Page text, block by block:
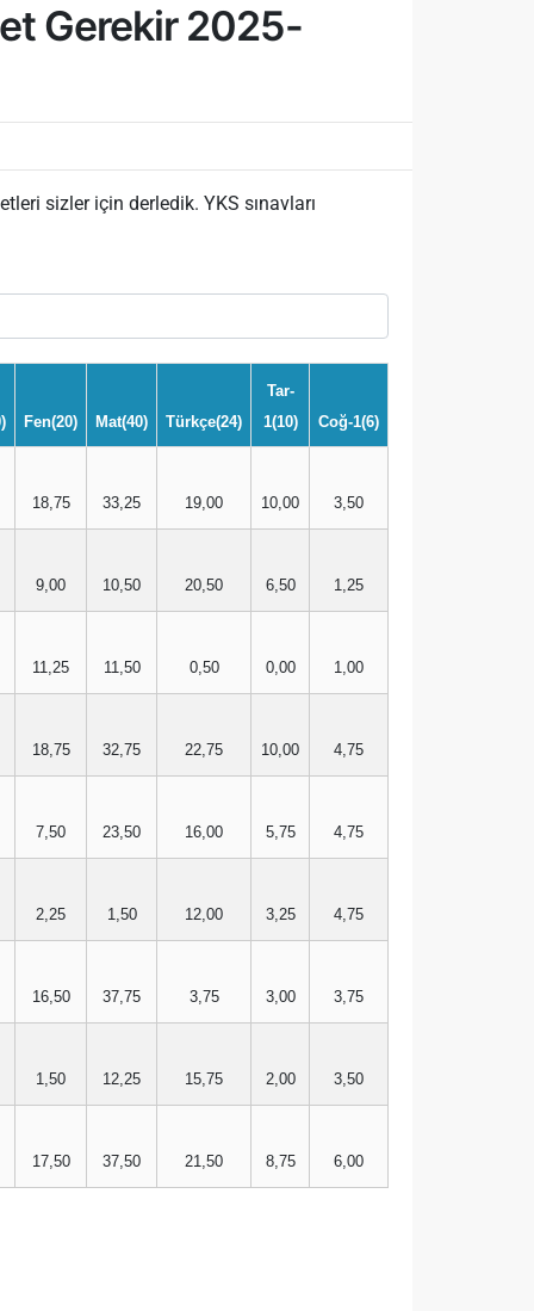
Gerekir 2025-
sizler için derledik. YKS sınavları
Fen(20) Mat(40) Türkçe(24)
Tar-
1(10)
Coğ-1(6)
18,75 33,25 19,00 10,00 3,50
9,00 10,50 20,50 6,50 1,25
11,25 11,50 0,50 0,00 1,00
18,75 32,75 22,75 10,00 4,75
7,50 23,50 16,00 5,75 4,75
2,25 1,50 12,00 3,25 4,75
16,50 37,75 3,75 3,00 3,75
1,50 12,25 15,75 2,00 3,50
17,50 37,50 21,50 8,75 6,00